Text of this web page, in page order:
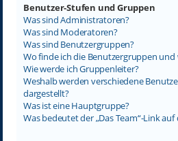
Benutzer-Stufen und Gruppen
Was sind Administratoren?
Was sind Moderatoren?
Was sind Benutzergruppen?
Wo finde ich die Benutzergruppen und
Wie werde ich Gruppenleiter?
Weshalb werden verschiedene
dargestellt?
Was ist eine Hauptgruppe?
Was bedeutet der „Das Team“-Link